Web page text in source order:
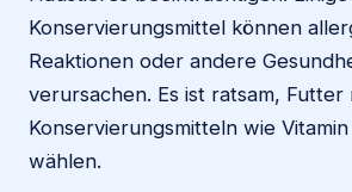
Konservierungsmittel können
Reaktionen oder andere
verursachen. Es ist ratsam,
Konservierungsmitteln wie
wählen.